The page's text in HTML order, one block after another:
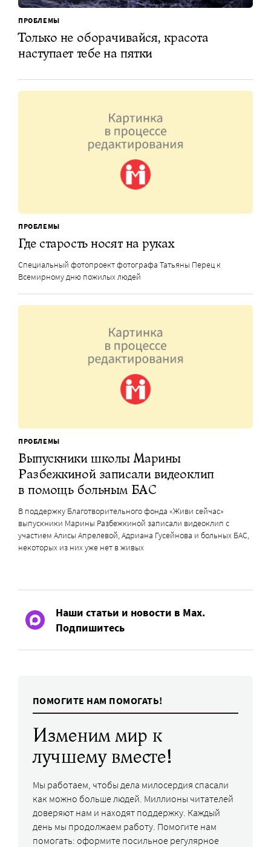
ПРОБЛЕМЫ
Только не оборачивайся, красота
наступает тебе на пятки
ПРОБЛЕМЫ
Где старость носят на руках
Специальный фотопроект фотографа Татьяны Перец к
Всемирному дню пожилых людей
ПРОБЛЕМЫ
Выпускники школы Марины
Разбежкиной записали видеоклип
в помощь больным БАС
В поддержку Благотворительного фонда «Живи сейчас»
выпускники Марины Разбежкиной записали видеоклип с
участием Алисы Апрелевой, Адриана Гусейнова и больных БАС,
некоторых из них уже нет в живых
Наши статьи и новости в Max.
Подпишитесь
ПОМОГИТЕ НАМ ПОМОГАТЬ!
Изменим мир к
лучшему вместе!
Мы работаем, чтобы дела милосердия спасали
как можно больше людей. Миллионы читателей
доверяют нам и находят поддержку. Каждый
день мы продолжаем работу. Помогите нам
помогать: оформите посильное регулярное